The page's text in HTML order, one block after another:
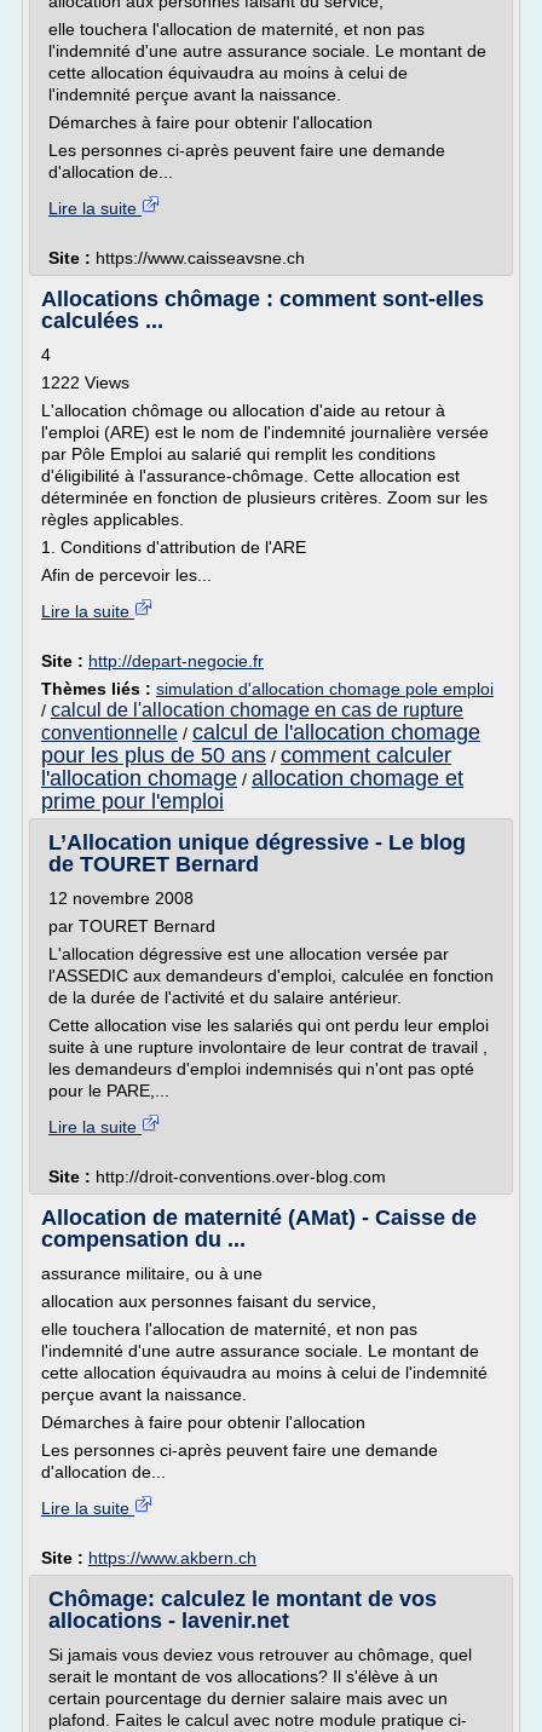
elle touchera l'allocation de maternité, et non pas
l'indemnité d'une autre assurance sociale. Le montant de
cette allocation équivaudra au moins à celui de
l'indemnité perçue avant la naissance.
Démarches à faire pour obtenir l'allocation
Les personnes ci-après peuvent faire une demande
d'allocation de...
Lire la suite
Site : https://www.caisseavsne.ch
Allocations chômage : comment sont-elles
calculées ...
4
1222 Views
L'allocation chômage ou allocation d'aide au retour à
l'emploi (ARE) est le nom de l'indemnité journalière versée
par Pôle Emploi au salarié qui remplit les conditions
d'éligibilité à l'assurance-chômage. Cette allocation est
déterminée en fonction de plusieurs critères. Zoom sur les
règles applicables.
1. Conditions d'attribution de l'ARE
Afin de percevoir les...
Lire la suite
Site : http://depart-negocie.fr
Thèmes liés : simulation d'allocation chomage pole emploi
/ calcul de l'allocation chomage en cas de rupture
conventionnelle / calcul de l'allocation chomage
pour les plus de 50 ans / comment calculer
l'allocation chomage / allocation chomage et
prime pour l'emploi
L’Allocation unique dégressive - Le blog
de TOURET Bernard
12 novembre 2008
par TOURET Bernard
L'allocation dégressive est une allocation versée par
l'ASSEDIC aux demandeurs d'emploi, calculée en fonction
de la durée de l'activité et du salaire antérieur.
Cette allocation vise les salariés qui ont perdu leur emploi
suite à une rupture involontaire de leur contrat de travail ,
les demandeurs d'emploi indemnisés qui n'ont pas opté
pour le PARE,...
Lire la suite
Site : http://droit-conventions.over-blog.com
Allocation de maternité (AMat) - Caisse de
compensation du ...
assurance militaire, ou à une
allocation aux personnes faisant du service,
elle touchera l'allocation de maternité, et non pas
l'indemnité d'une autre assurance sociale. Le montant de
cette allocation équivaudra au moins à celui de l'indemnité
perçue avant la naissance.
Démarches à faire pour obtenir l'allocation
Les personnes ci-après peuvent faire une demande
d'allocation de...
Lire la suite
Site : https://www.akbern.ch
Chômage: calculez le montant de vos
allocations - lavenir.net
Si jamais vous deviez vous retrouver au chômage, quel
serait le montant de vos allocations? Il s'élève à un
certain pourcentage du dernier salaire mais avec un
plafond. Faites le calcul avec notre module pratique ci-